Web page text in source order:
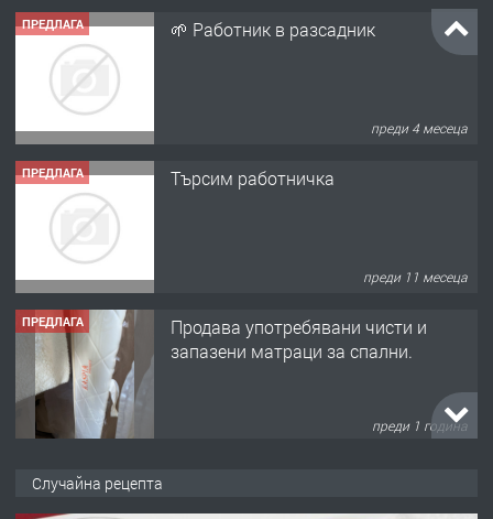
ПРЕДЛАГА 🌱 Работник в разсадник
преди 4 месеца
ПРЕДЛАГА Търсим работничка
преди 11 месеца
ПРЕДЛАГА
Продава употребявани чисти и
запазени матраци за спални.
преди 1 година
Случайна рецепта